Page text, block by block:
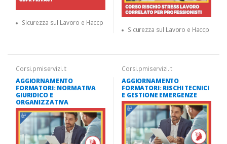
Sicurezza sul Lavoro e Haccp
Sicurezza sul Lavoro e Haccp
Corsi.pmiservizi.it
AGGIORNAMENTO
FORMATORI: NORMATIVA
GIURIDICO E
ORGANIZZATIVA
Corsi.pmiservizi.it
AGGIORNAMENTO
FORMATORI: RISCHI TECNICI
E GESTIONE EMERGENZE